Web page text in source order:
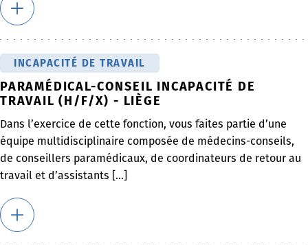
INCAPACITÉ DE TRAVAIL
PARAMÉDICAL-CONSEIL INCAPACITÉ DE
TRAVAIL (H/F/X) - LIÈGE
Dans l’exercice de cette fonction, vous faites partie d’une
équipe multidisciplinaire composée de médecins-conseils,
de conseillers paramédicaux, de coordinateurs de retour au
travail et d’assistants [...]